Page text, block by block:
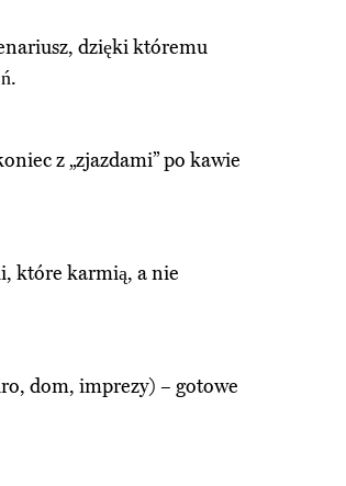
dzięki któremu
z „zjazdami” po kawie
które karmią, a nie
dom, imprezy) – gotowe